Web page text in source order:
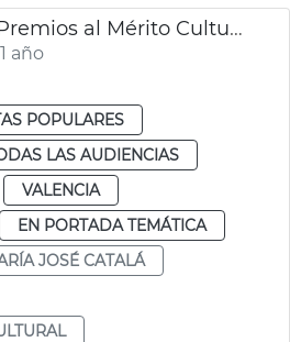
Entrega de los Premios al Mérito Cultural
año
POPULARES
LAS AUDIENCIAS
VALENCIA
EN PORTADA TEMÁTICA
JOSÉ CATALÁ